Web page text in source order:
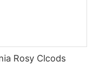
Rosy Clcods